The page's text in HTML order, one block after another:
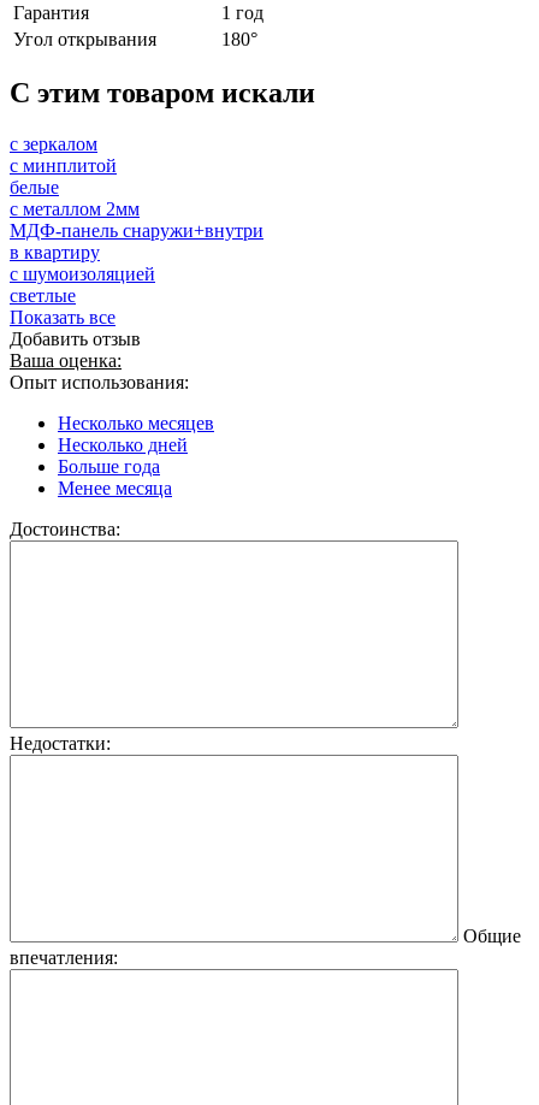
Гарантия
1 год
Угол открывания
180°
C этим товаром искали
с зеркалом
с минплитой
белые
с металлом 2мм
МДФ-панель снаружи+внутри
в квартиру
с шумоизоляцией
светлые
Показать все
Добавить отзыв
Ваша оценка:
Опыт использования:
Несколько месяцев
Несколько дней
Больше года
Менее месяца
Достоинства:
Недостатки:
Общие
впечатления: